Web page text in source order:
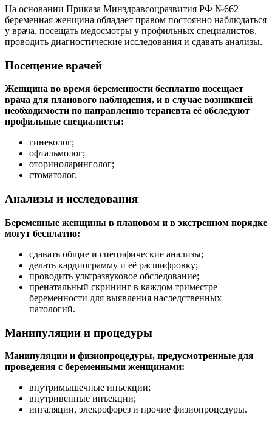
На основании Приказа Минздравсоцразвития РФ №662
беременная женщина обладает правом постоянно наблюдаться
у врача, посещать медосмотры у профильных специалистов,
проводить диагностические исследования и сдавать анализы.
Посещение врачей
Женщина во время беременности бесплатно посещает
врача для планового наблюдения, и в случае возникшей
необходимости по направлению терапевта её обследуют
профильные специалисты:
гинеколог;
офтальмолог;
оториноларинголог;
стоматолог.
Анализы и исследования
Беременные женщины в плановом и в экстренном порядке
могут бесплатно:
сдавать общие и специфические анализы;
делать кардиограмму и её расшифровку;
проводить ультразвуковое обследование;
пренатальный скрининг в каждом триместре
беременности для выявления наследственных
патологий.
Манипуляции и процедуры
Манипуляции и физиопроцедуры, предусмотренные для
проведения с беременными женщинами:
внутримышечные инъекции;
внутривенные инъекции;
ингаляции, элекрофорез и прочие физиопроцедуры.